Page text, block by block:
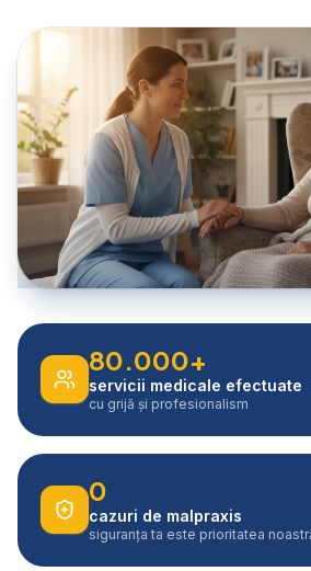
80.000+
servicii medicale efectuate
cu grijă și profesionalism
0
cazuri de malpraxis
siguranța ta este prioritatea